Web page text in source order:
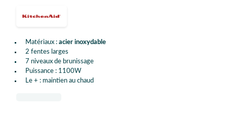
Matériaux : acier inoxydable
2 fentes larges
7 niveaux de brunissage
Puissance : 1100W
Le + : maintien au chaud